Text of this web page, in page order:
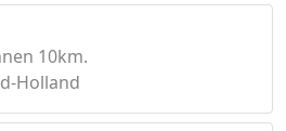
10km.
Holland